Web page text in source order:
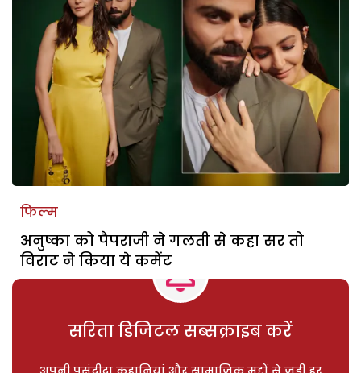
फिल्म
अनुष्का को पैपराजी ने गलती से कहा सर तो
विराट ने किया ये कमेंट
सरिता डिजिटल सब्सक्राइब करें